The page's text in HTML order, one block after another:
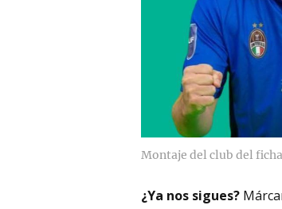
Montaje del club del
¿Ya nos sigues?